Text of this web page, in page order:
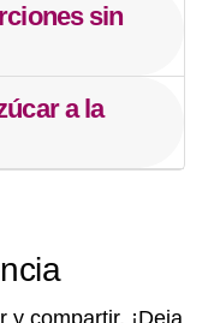
sin
a la